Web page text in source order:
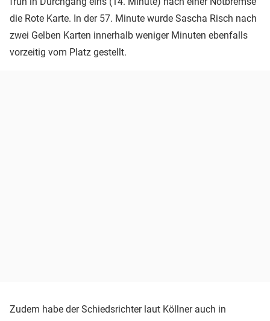
die Rote Karte. In der 57. Minute wurde Sascha Risch nach
zwei Gelben Karten innerhalb weniger Minuten ebenfalls
vorzeitig vom Platz gestellt.
Zudem habe der Schiedsrichter laut Köllner auch in